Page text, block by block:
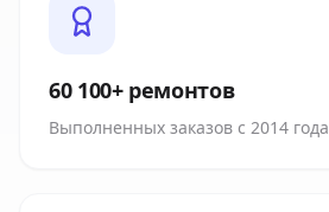
60 100+ ремонтов
Выполненных заказов с 2014 года